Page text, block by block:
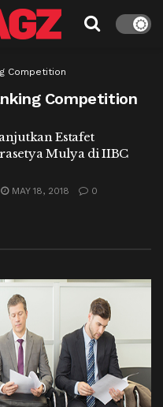
Competition
Competition
Estafet
Mulya di IIBC
MAY 18, 2018 0